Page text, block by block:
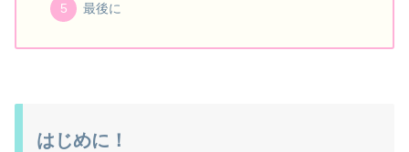
最後に
はじめに！